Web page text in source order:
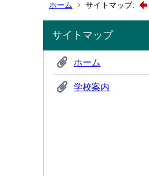
ホーム サイトマップ:
サイトマップ
ホーム
学校案内